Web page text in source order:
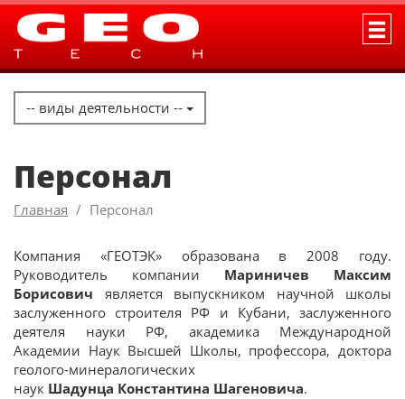
-- виды деятельности --
Персонал
Главная Персонал
Компания «ГЕОТЭК» образована в 2008 году.
Руководитель компании Мариничев Максим
Борисович является выпускником научной школы
заслуженного строителя РФ и Кубани, заслуженного
деятеля науки РФ, академика Международной
Академии Наук Высшей Школы, профессора, доктора
геолого-минералогических
наук Шадунца Константина Шагеновича.